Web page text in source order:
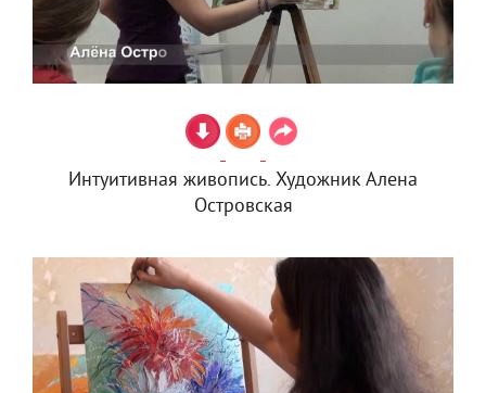
Интуитивная живопись. Художник Алена
Островская